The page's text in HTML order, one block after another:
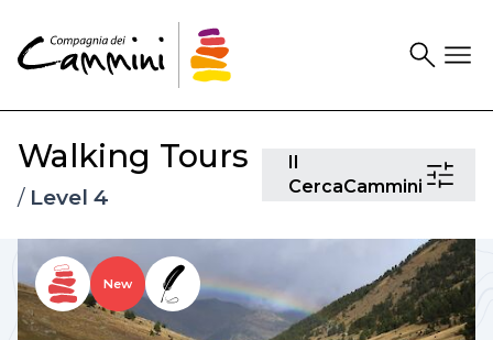
SearchDrawer
Walking Tours
/ Level 4
Il
CercaCammini
Il
New